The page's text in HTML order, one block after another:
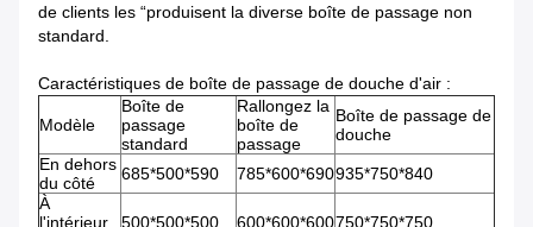
de clients les “produisent la diverse boîte de passage non
standard.
Caractéristiques de boîte de passage de douche d'air :
Modèle
Boîte de
passage
standard
Rallongez la
boîte de
passage
Boîte de passage de
douche
En dehors
du côté
685*500*590 785*600*690935*750*840
À
l'intérieur
500*500*500 600*600*600750*750*750